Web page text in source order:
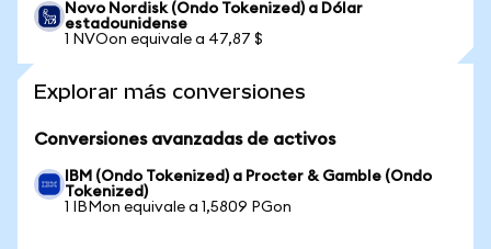
Novo Nordisk (Ondo Tokenized) a Dólar
estadounidense
1 NVOon equivale a 47,87 $
Explorar más conversiones
Conversiones avanzadas de activos
IBM (Ondo Tokenized) a Procter & Gamble (Ondo
Tokenized)
1 IBMon equivale a 1,5809 PGon